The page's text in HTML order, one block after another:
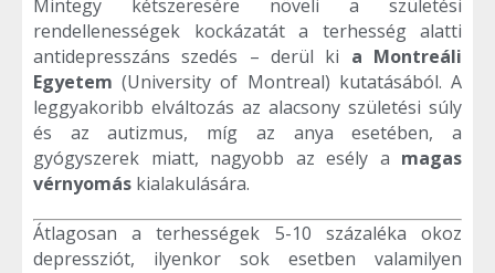
Mintegy kétszeresére növeli a születési
rendellenességek kockázatát a terhesség alatti
antidepresszáns szedés – derül ki a Montreáli
Egyetem (University of Montreal) kutatásából. A
leggyakoribb elváltozás az alacsony születési súly
és az autizmus, míg az anya esetében, a
gyógyszerek miatt, nagyobb az esély a magas
vérnyomás kialakulására.
Átlagosan a terhességek 5-10 százaléka okoz
depressziót, ilyenkor sok esetben valamilyen